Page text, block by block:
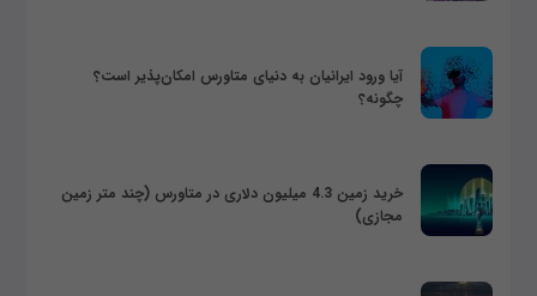
آیا ورود ایرانیان به دنیای متاورس امکان‌پذیر است؟
چگونه؟
خرید زمین 4.3 میلیون دلاری در متاورس (چند متر زمین
مجازی)